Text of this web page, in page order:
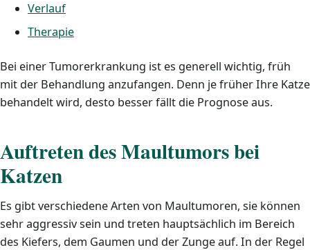
Verlauf
Therapie
Bei einer Tumorerkrankung ist es generell wichtig, früh
mit der Behandlung anzufangen. Denn je früher Ihre Katze
behandelt wird, desto besser fällt die Prognose aus.
Auftreten des Maultumors bei
Katzen
Es gibt verschiedene Arten von Maultumoren, sie können
sehr aggressiv sein und treten hauptsächlich im Bereich
des Kiefers, dem Gaumen und der Zunge auf. In der Regel